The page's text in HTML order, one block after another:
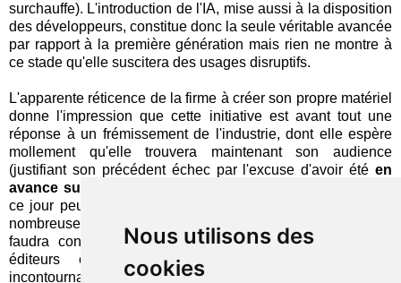
Nous utilisons des
cookies
surchauffe). L'introduction de l'IA, mise aussi à la disposition
des développeurs, constitue donc la seule véritable avancée
par rapport à la première génération mais rien ne montre à
ce stade qu'elle suscitera des usages disruptifs.
L'apparente réticence de la firme à créer son propre matériel
donne l'impression que cette initiative est avant tout une
réponse à un frémissement de l'industrie, dont elle espère
mollement qu'elle trouvera maintenant son audience
(justifiant son précédent échec par l'excuse d'avoir été en
avance sur son temps
ce jour peu concluant de Meta, les inconnues sont encore
nombreuses avant de pouvoir valider l'hypothèse : il lui
faudra convaincre des fabricants (ou se lancer) et des
éditeurs capables de concevoir des applications
incontournables, les uns attendant l'engagement des autres